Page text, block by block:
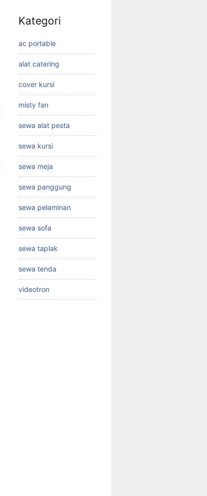
Kategori
ac portable
alat catering
cover kursi
misty fan
sewa alat pesta
sewa kursi
sewa meja
sewa panggung
sewa pelaminan
sewa sofa
sewa taplak
sewa tenda
videotron